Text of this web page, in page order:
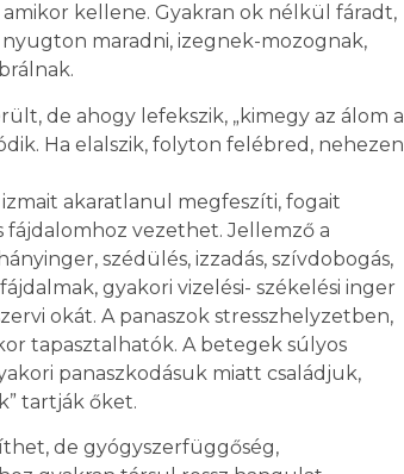
kellene. Gyakran ok nélkül fáradt,
maradni, izegnek-mozognak,
de ahogy lefekszik, „kimegy az álom a
Ha elalszik, folyton felébred, nehezen
akaratlanul megfeszíti, fogait
fájdalomhoz vezethet. Jellemző a
szédülés, izzadás, szívdobogás,
gyakori vizelési- székelési inger
okát. A panaszok stresszhelyzetben,
tapasztalhatók. A betegek súlyos
panaszkodásuk miatt családjuk,
tartják őket.
de gyógyszerfüggőség,